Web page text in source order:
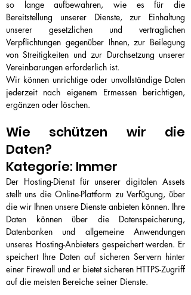
so lange aufbewahren, wie es für die
Bereitstellung unserer Dienste, zur Einhaltung
unserer gesetzlichen und vertraglichen
Verpflichtungen gegenüber Ihnen, zur Beilegung
von Streitigkeiten und zur Durchsetzung unserer
Vereinbarungen erforderlich ist.
Wir können unrichtige oder unvollständige Daten
jederzeit nach eigenem Ermessen berichtigen,
ergänzen oder löschen.
Wie schützen wir die
Daten?
Kategorie: Immer
Der Hosting-Dienst für unserer digitalen Assets
stellt uns die Online-Plattform zu Verfügung, über
die wir Ihnen unsere Dienste anbieten können. Ihre
Daten können über die Datenspeicherung,
Datenbanken und allgemeine Anwendungen
unseres Hosting-Anbieters gespeichert werden. Er
speichert Ihre Daten auf sicheren Servern hinter
einer Firewall und er bietet sicheren HTTPS-Zugriff
auf die meisten Bereiche seiner Dienste.